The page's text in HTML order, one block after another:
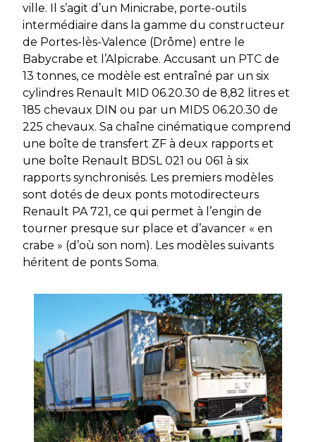
ville. Il s’agit d’un Minicrabe, porte-outils
intermédiaire dans la gamme du constructeur
de Portes-lès-Valence (Drôme) entre le
Babycrabe et l’Alpicrabe. Accusant un PTC de
13 tonnes, ce modèle est entraîné par un six
cylindres Renault MID 06.20.30 de 8,82 litres et
185 chevaux DIN ou par un MIDS 06.20.30 de
225 chevaux. Sa chaîne cinématique comprend
une boîte de transfert ZF à deux rapports et
une boîte Renault BDSL 021 ou 061 à six
rapports synchronisés. Les premiers modèles
sont dotés de deux ponts motodirecteurs
Renault PA 721, ce qui permet à l’engin de
tourner presque sur place et d’avancer « en
crabe » (d’où son nom). Les modèles suivants
héritent de ponts Soma.